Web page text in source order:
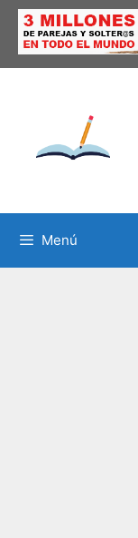
Saltar
contenido
Menú